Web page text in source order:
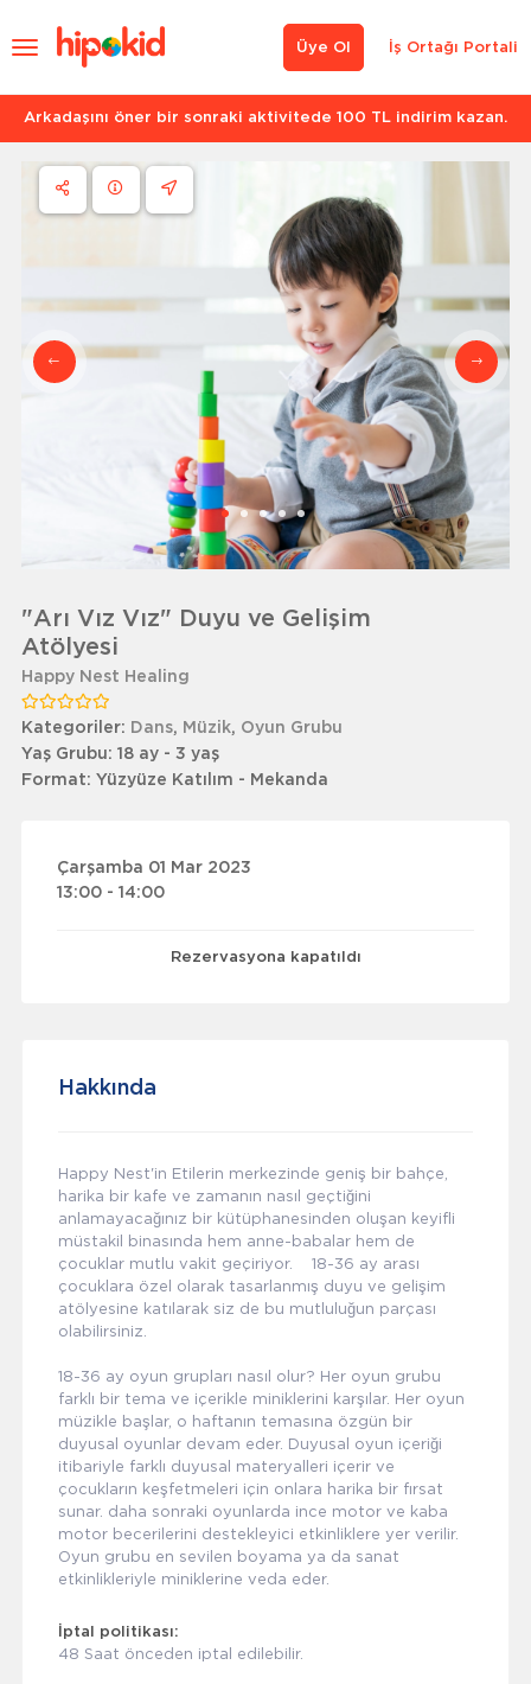
İş Ortağı Portali
Üye Ol
Arkadaşını öner bir sonraki aktivitede 100 TL indirim kazan.
"Arı Vız Vız" Duyu ve Gelişim
Atölyesi
Happy Nest Healing
Kategoriler: Dans, Müzik, Oyun Grubu
Yaş Grubu: 18 ay - 3 yaş
Format: Yüzyüze Katılım - Mekanda
Çarşamba 01 Mar 2023
13:00 - 14:00
Rezervasyona kapatıldı
Hakkında
Happy Nest'in Etilerin merkezinde geniş bir bahçe,
harika bir kafe ve zamanın nasıl geçtiğini
anlamayacağınız bir kütüphanesinden oluşan keyifli
müstakil binasında hem anne-babalar hem de
çocuklar mutlu vakit geçiriyor. 18-36 ay arası
çocuklara özel olarak tasarlanmış duyu ve gelişim
atölyesine katılarak siz de bu mutluluğun parçası
olabilirsiniz.
18-36 ay oyun grupları nasıl olur? Her oyun grubu
farklı bir tema ve içerikle miniklerini karşılar. Her oyun
müzikle başlar, o haftanın temasına özgün bir
duyusal oyunlar devam eder. Duyusal oyun içeriği
itibariyle farklı duyusal materyalleri içerir ve
çocukların keşfetmeleri için onlara harika bir fırsat
sunar. daha sonraki oyunlarda ince motor ve kaba
motor becerilerini destekleyici etkinliklere yer verilir.
Oyun grubu en sevilen boyama ya da sanat
etkinlikleriyle miniklerine veda eder.
İptal politikası:
48 Saat önceden iptal edilebilir.